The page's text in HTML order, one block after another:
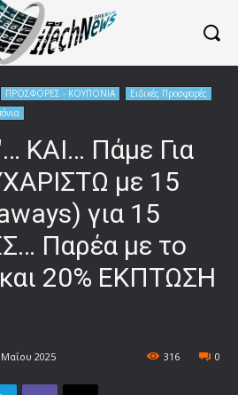
ΠΡΟΣΦΟΡΕΣ - ΚΟΥΠΟΝΙΑ
Ειδικές Προσφορές
ΚΑΙ… Πάμε Για
με 15
για 15
Παρέα με το
20% ΕΚΠΤΩΣΗ
2025 0
316